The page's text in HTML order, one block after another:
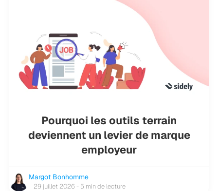
Pourquoi les outils terrain
deviennent un levier de marque
employeur
Margot Bonhomme
29 juillet 2026 - 5 min de lecture